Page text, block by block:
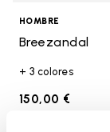
HOMBRE
Breezandal
+ 3 colores
150,00 €